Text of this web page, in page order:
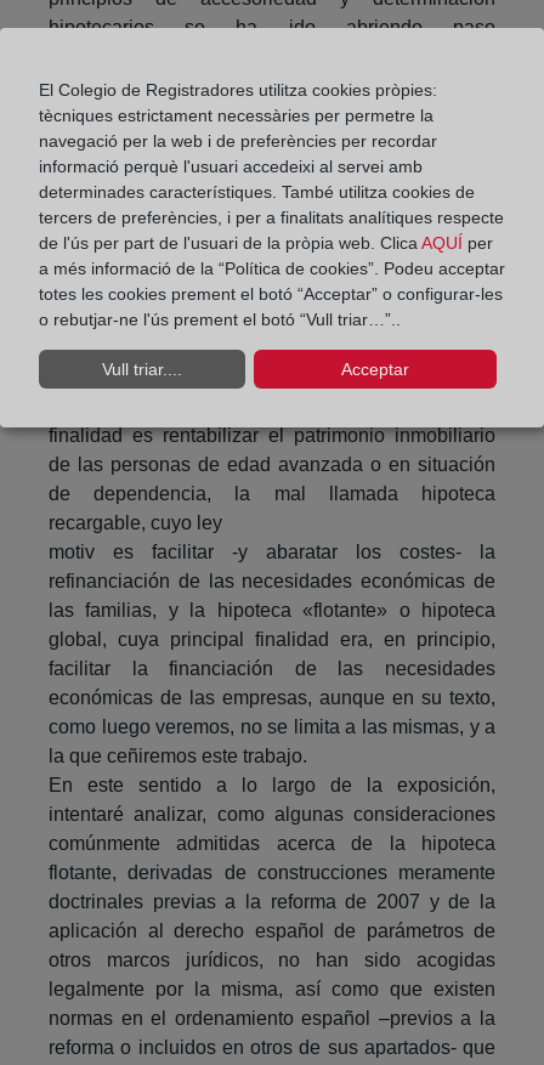
hipotecarios se ha ido abriendo paso
la Ley 2/1994 de 30 de marzo de subrogación y
modificación de préstamos hipotecarios, que
introdujo al posibilidad de la subrogación de la
posición del acreedor sin el consentimiento de la
antigua entidad –la hipoteca deja de asegurar el
crédito del antiguo acreedor para garantizar el
crédito del nuevo- y facilitó ciertas modificaciones
de hipotecas. Y, definitivamente por la citada Ley
41/2007 de 7 de diciembre de reforma de la
regulación del mercado hipotecario y otras normas
del sistema hipotecario y financiero, que introduce
finalidad es rentabilizar el patrimonio inmobiliario
de las personas de edad avanzada o en situación
de dependencia, la mal llamada hipoteca
recargable, cuyo ley
motiv es facilitar -y abaratar los costes- la
refinanciación de las necesidades económicas de
las familias, y la hipoteca «flotante» o hipoteca
global, cuya principal finalidad era, en principio,
facilitar la financiación de las necesidades
económicas de las empresas, aunque en su texto,
como luego veremos, no se limita a las mismas, y a
la que ceñiremos este trabajo.
En este sentido a lo largo de la exposición,
intentaré analizar, como algunas consideraciones
comúnmente admitidas acerca de la hipoteca
flotante, derivadas de construcciones meramente
doctrinales previas a la reforma de 2007 y de la
aplicación al derecho español de parámetros de
otros marcos jurídicos, no han sido acogidas
legalmente por la misma, así como que existen
normas en el ordenamiento español –previos a la
reforma o incluidos en otros de sus apartados- que
El Colegio de Registradores utilitza cookies pròpies:
tècniques estrictament necessàries per permetre la
navegació per la web i de preferències per recordar
informació perquè l'usuari accedeixi al servei amb
determinades característiques. També utilitza cookies de
tercers de preferències, i per a finalitats analítiques respecte
de l'ús per part de l'usuari de la pròpia web. ClicaAQUÍ per
a més informació de la “Política de cookies”. Podeu acceptar
totes les cookies prement el botó “Acceptar” o configurar-les
o rebutjar-ne l'ús prement el botó “Vull triar…”..
Vull triar.... Acceptar